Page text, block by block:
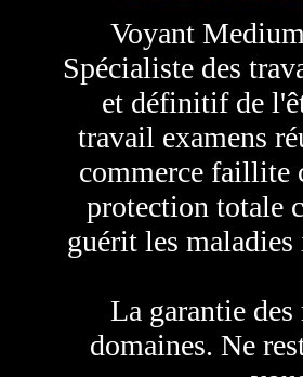
Voyant
Spécialiste des
et définitif de
travail examens
commerce faillite
protection totale
guérit les
La garantie
domaines. Ne